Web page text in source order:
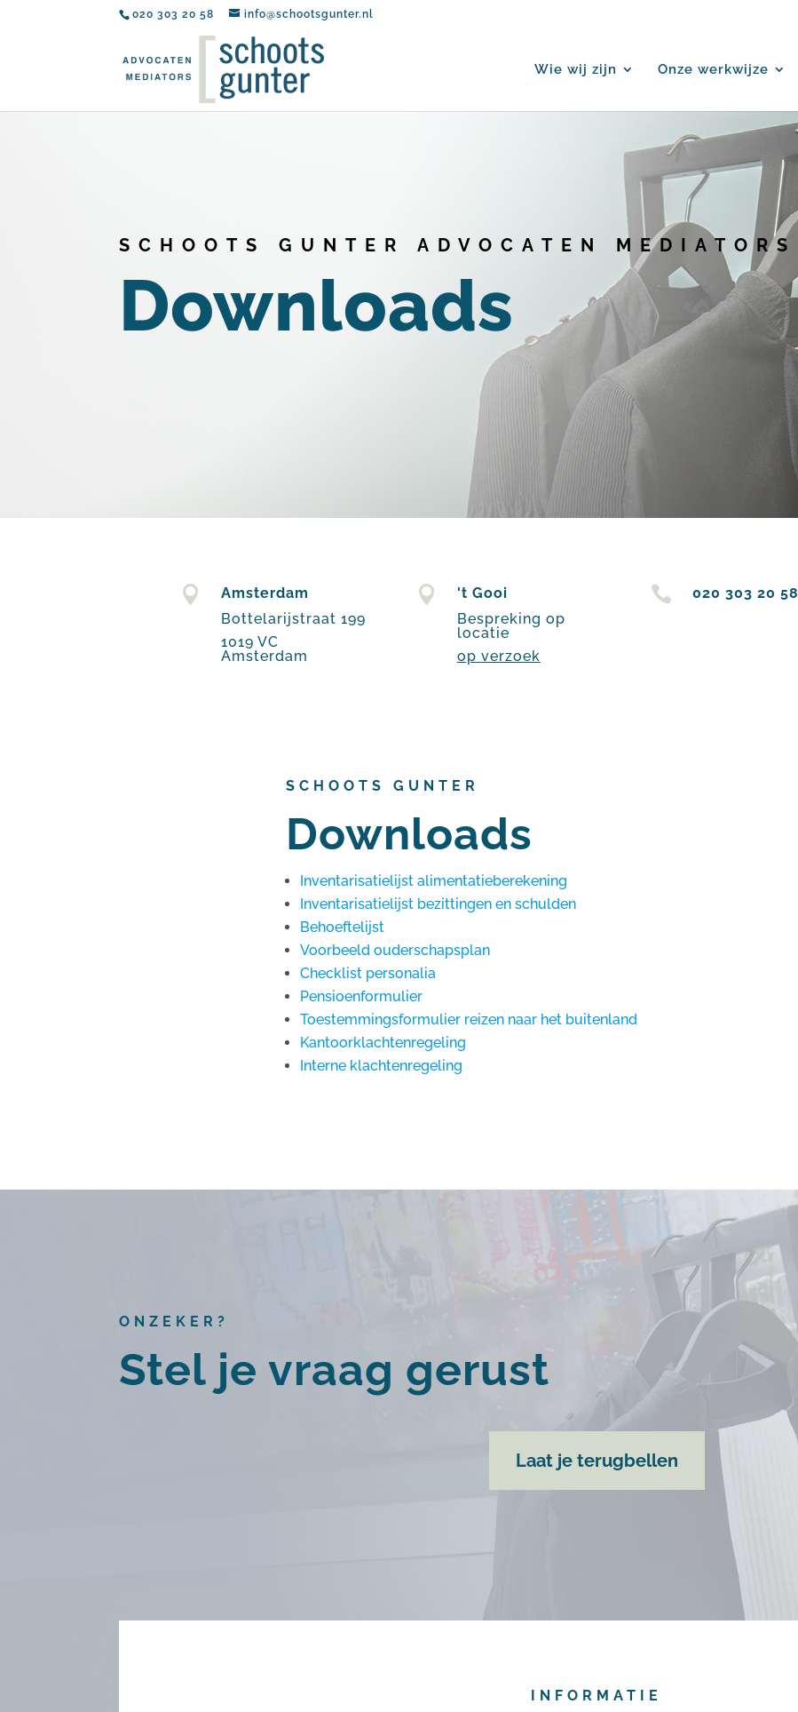
020 303 20 58 info@schootsgunter.nl
Wie wij zijn Onze werkwijze
SCHOOTS GUNTER ADVOCATEN MEDIATORS
Downloads

Amsterdam
Bottelarijstraat 199
1019 VC
Amsterdam

't Gooi
Bespreking op
locatie
op verzoek
 020 303 20 58
SCHOOTS GUNTER
Downloads
Inventarisatielijst alimentatieberekening
Inventarisatielijst bezittingen en schulden
Behoeftelijst
Voorbeeld ouderschapsplan
Checklist personalia
Pensioenformulier
Toestemmingsformulier reizen naar het buitenland
Kantoorklachtenregeling
Interne klachtenregeling
ONZEKER?
Stel je vraag gerust
Laat je terugbellen
INFORMATIE